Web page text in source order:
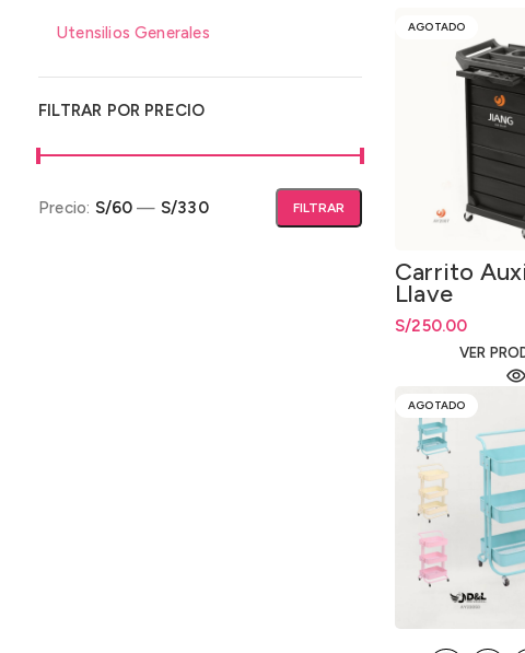
Utensilios Generales
FILTRAR POR PRECIO
Precio mínimo
Precio máximo FILTRAR
Precio: S/60 — S/330
AGOTADO
Carrito
Llave
S/250.00
VER
AGOTADO